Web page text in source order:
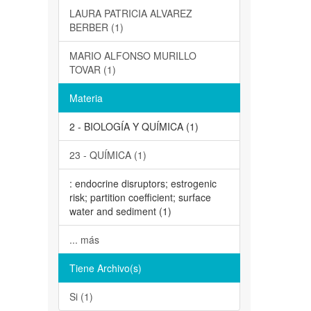
LAURA PATRICIA ALVAREZ
BERBER (1)
MARIO ALFONSO MURILLO
TOVAR (1)
Materia
2 - BIOLOGÍA Y QUÍMICA (1)
23 - QUÍMICA (1)
: endocrine disruptors; estrogenic
risk; partition coefficient; surface
water and sediment (1)
... más
Tiene Archivo(s)
Si (1)